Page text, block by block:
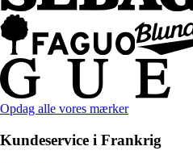
Opdag alle vores mærker
Kundeservice i Frankrig